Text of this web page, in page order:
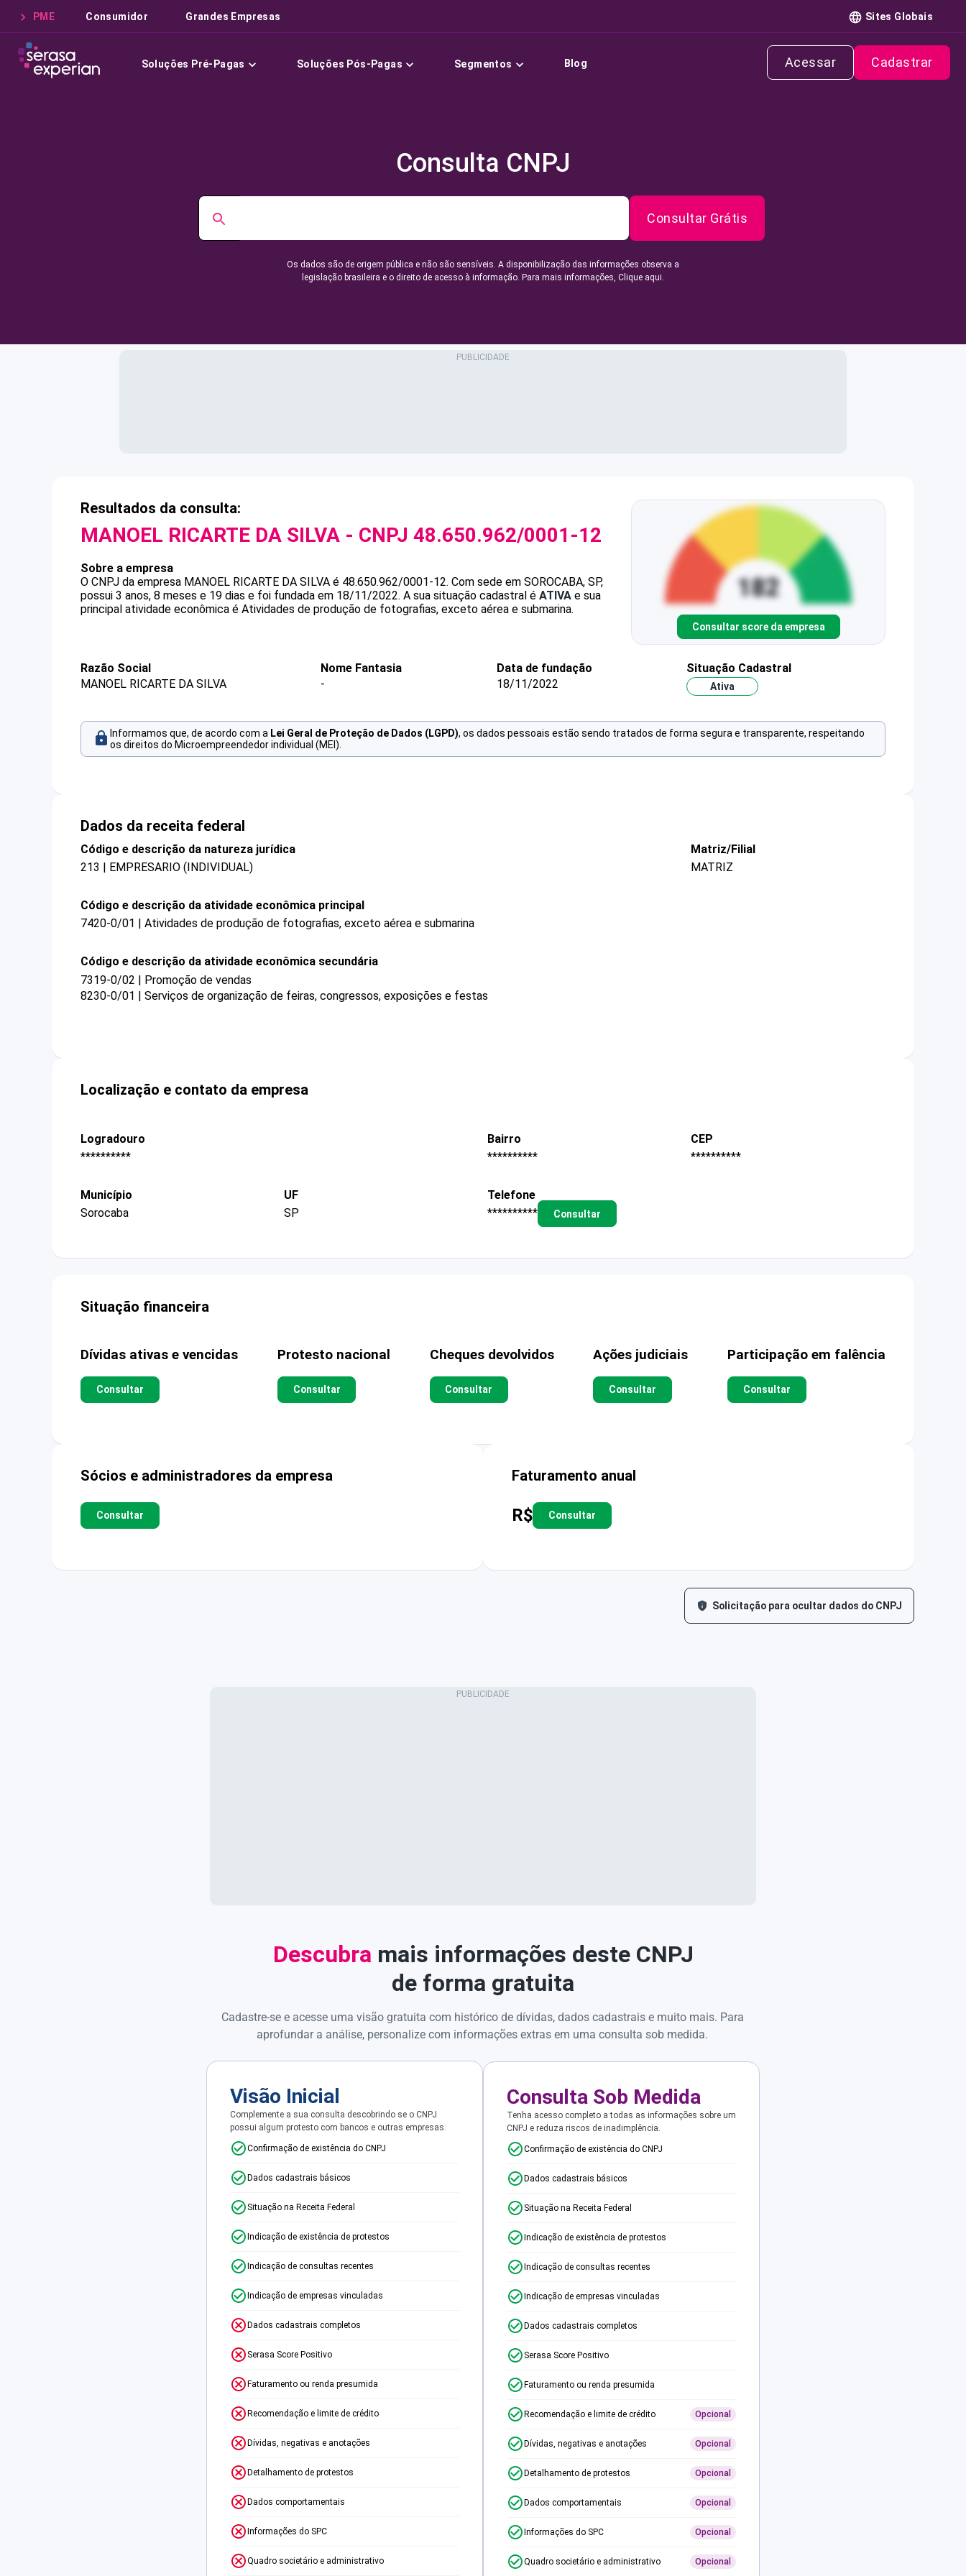
PME Consumidor Grandes Empresas Sites Globais
Soluções Pré-Pagas Soluções Pós-Pagas Segmentos Blog Acessar Cadastrar
Consulta CNPJ
Consultar Grátis
Os dados são de origem pública e não são sensíveis. A disponibilização das informações observa a
legislação brasileira e o direito de acesso à informação. Para mais informações, Clique aqui.
Resultados da consulta:
MANOEL RICARTE DA SILVA - CNPJ 48.650.962/0001-12
Sobre a empresa
O CNPJ da empresa MANOEL RICARTE DA SILVA é 48.650.962/0001-12. Com sede em SOROCABA, SP,
possui 3 anos, 8 meses e 19 dias e foi fundada em 18/11/2022. A sua situação cadastral é ATIVA e sua
principal atividade econômica é Atividades de produção de fotografias, exceto aérea e submarina.
Consultar score da empresa
Razão Social
MANOEL RICARTE DA SILVA
Nome Fantasia
-
Data de fundação
18/11/2022
Situação Cadastral
Ativa
Informamos que, de acordo com a Lei Geral de Proteção de Dados (LGPD), os dados pessoais estão sendo tratados de forma segura e transparente, respeitando
os direitos do Microempreendedor individual (MEI).
Dados da receita federal
Código e descrição da natureza jurídica
213 | EMPRESARIO (INDIVIDUAL)
Matriz/Filial
MATRIZ
Código e descrição da atividade econômica principal
7420-0/01 | Atividades de produção de fotografias, exceto aérea e submarina
Código e descrição da atividade econômica secundária
7319-0/02 | Promoção de vendas
8230-0/01 | Serviços de organização de feiras, congressos, exposições e festas
Localização e contato da empresa
Logradouro
**********
Bairro
**********
CEP
**********
Município
Sorocaba
UF
SP
Telefone
**********
Consultar
Situação financeira
Dívidas ativas e vencidas
Consultar
Protesto nacional
Consultar
Cheques devolvidos
Consultar
Ações judiciais
Consultar
Participação em falência
Consultar
Sócios e administradores da empresa
Consultar
Faturamento anual
R$ Consultar
Solicitação para ocultar dados do CNPJ
Descubra mais informações deste CNPJ
de forma gratuita
Cadastre-se e acesse uma visão gratuita com histórico de dívidas, dados cadastrais e muito mais. Para
aprofundar a análise, personalize com informações extras em uma consulta sob medida.
Visão Inicial
Complemente a sua consulta descobrindo se o CNPJ
possui algum protesto com bancos e outras empresas.
Confirmação de existência do CNPJ
Dados cadastrais básicos
Situação na Receita Federal
Indicação de existência de protestos
Indicação de consultas recentes
Indicação de empresas vinculadas
Dados cadastrais completos
Serasa Score Positivo
Faturamento ou renda presumida
Recomendação e limite de crédito
Dívidas, negativas e anotações
Detalhamento de protestos
Dados comportamentais
Informações do SPC
Quadro societário e administrativo
Consulta Sob Medida
Tenha acesso completo a todas as informações sobre um
CNPJ e reduza riscos de inadimplência.
Confirmação de existência do CNPJ
Dados cadastrais básicos
Situação na Receita Federal
Indicação de existência de protestos
Indicação de consultas recentes
Indicação de empresas vinculadas
Dados cadastrais completos
Serasa Score Positivo
Faturamento ou renda presumida
Recomendação e limite de crédito Opcional
Dívidas, negativas e anotações Opcional
Detalhamento de protestos Opcional
Dados comportamentais Opcional
Informações do SPC Opcional
Quadro societário e administrativo Opcional